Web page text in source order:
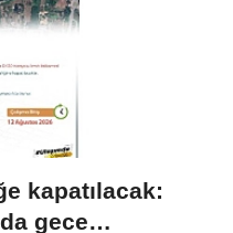
kapatılacak:
gece